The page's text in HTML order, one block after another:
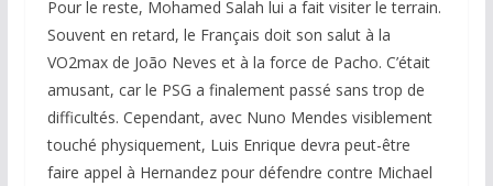
Pour le reste, Mohamed Salah lui a fait visiter le terrain.
Souvent en retard, le Français doit son salut à la
VO2max de João Neves et à la force de Pacho. C’était
amusant, car le PSG a finalement passé sans trop de
difficultés. Cependant, avec Nuno Mendes visiblement
touché physiquement, Luis Enrique devra peut-être
faire appel à Hernandez pour défendre contre Michael